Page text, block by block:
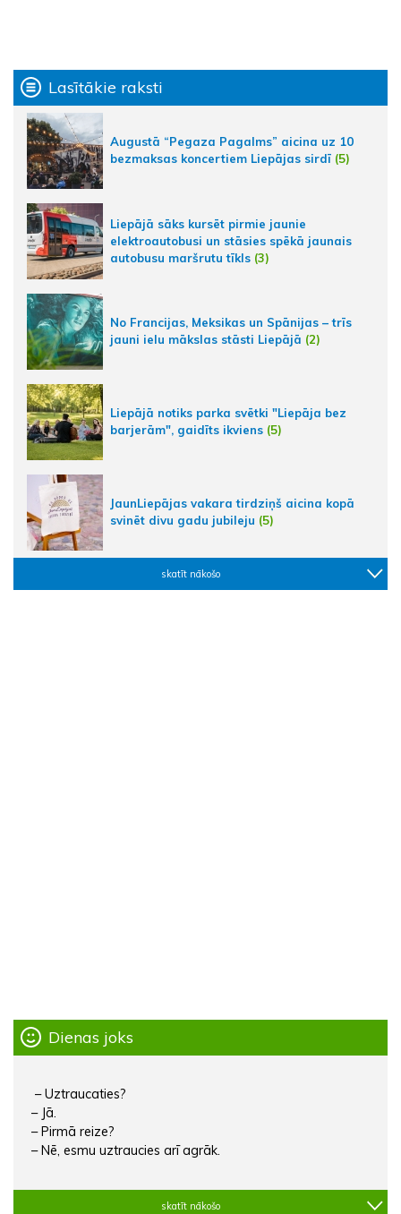
Lasītākie raksti
Augustā “Pegaza Pagalms” aicina uz 10
bezmaksas koncertiem Liepājas sirdī (5)
Liepājā sāks kursēt pirmie jaunie
elektroautobusi un stāsies spēkā jaunais
autobusu maršrutu tīkls (3)
No Francijas, Meksikas un Spānijas – trīs
jauni ielu mākslas stāsti Liepājā (2)
Liepājā notiks parka svētki "Liepāja bez
barjerām", gaidīts ikviens (5)
JaunLiepājas vakara tirdziņš aicina kopā
svinēt divu gadu jubileju (5)
skatīt nākošo
Dienas joks
– Uztraucaties?
– Jā.
– Pirmā reize?
– Nē, esmu uztraucies arī agrāk.
skatīt nākošo